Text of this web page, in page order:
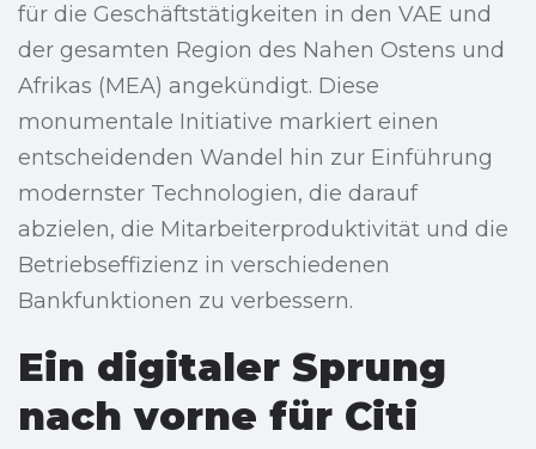
für die Geschäftstätigkeiten in den VAE und
der gesamten Region des Nahen Ostens und
Afrikas (MEA) angekündigt. Diese
monumentale Initiative markiert einen
entscheidenden Wandel hin zur Einführung
modernster Technologien, die darauf
abzielen, die Mitarbeiterproduktivität und die
Betriebseffizienz in verschiedenen
Bankfunktionen zu verbessern.
Ein digitaler Sprung
nach vorne für Citi